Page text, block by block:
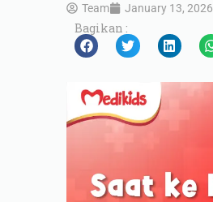
Team January 13, 2026
Bagikan :